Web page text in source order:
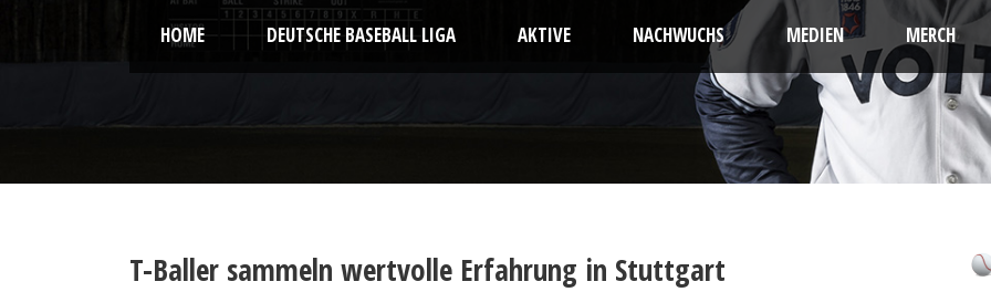
HOME DEUTSCHE BASEBALL LIGA AKTIVE NACHWUCHS MEDIEN MERCH
T-Baller sammeln wertvolle Erfahrung in Stuttgart